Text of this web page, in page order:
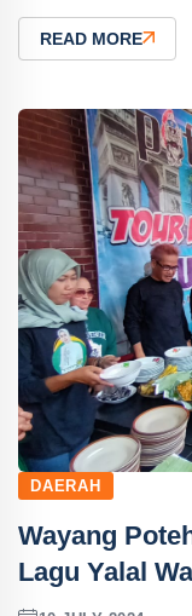
READ MORE
DAERAH
Wayang
Lagu Yalal